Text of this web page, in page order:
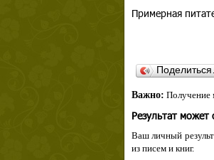
Примерная
Важно: Получение
Результат
Ваш личный
из писем и книг.